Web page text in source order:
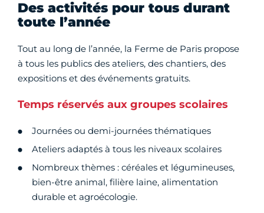
Des activités pour tous durant
toute l’année
Tout au long de l’année, la Ferme de Paris propose
à tous les publics des ateliers, des chantiers, des
expositions et des événements gratuits.
Temps réservés aux groupes scolaires
Journées ou demi-journées thématiques
Ateliers adaptés à tous les niveaux scolaires
Nombreux thèmes : céréales et légumineuses,
bien-être animal, filière laine, alimentation
durable et agroécologie.